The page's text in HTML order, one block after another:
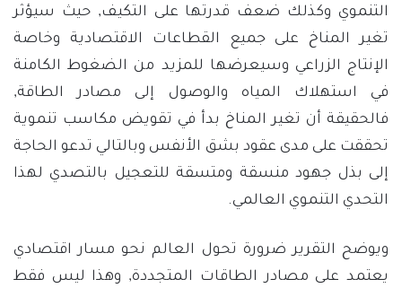
التنموي وكذلك ضعف قدرتها على التكيف, حيث سيؤثر
تغير المناخ على جميع القطاعات الاقتصادية وخاصة
الإنتاج الزراعي وسيعرضها للمزيد من الضغوط الكامنة
في استهلاك المياه والوصول إلى مصادر الطاقة,
فالحقيقة أن تغير المناخ بدأ في تقويض مكاسب تنموية
تحققت على مدى عقود بشق الأنفس وبالتالي تدعو الحاجة
إلى بذل جهود منسقة ومتسقة للتعجيل بالتصدي لهذا
التحدي التنموي العالمي.
ويوضح التقرير ضرورة تحول العالم نحو مسار اقتصادي
يعتمد على مصادر الطاقات المتجددة, وهذا ليس فقط